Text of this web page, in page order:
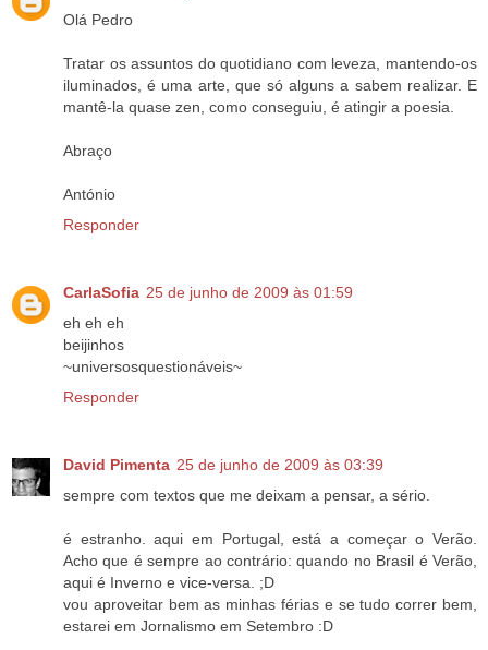
Olá Pedro
Tratar os assuntos do quotidiano com leveza, mantendo-os
iluminados, é uma arte, que só alguns a sabem realizar. E
mantê-la quase zen, como conseguiu, é atingir a poesia.
Abraço
António
Responder
CarlaSofia 25 de junho de 2009 às 01:59
eh eh eh
beijinhos
~universosquestionáveis~
Responder
David Pimenta 25 de junho de 2009 às 03:39
sempre com textos que me deixam a pensar, a sério.
é estranho. aqui em Portugal, está a começar o Verão.
Acho que é sempre ao contrário: quando no Brasil é Verão,
aqui é Inverno e vice-versa. ;D
vou aproveitar bem as minhas férias e se tudo correr bem,
estarei em Jornalismo em Setembro :D